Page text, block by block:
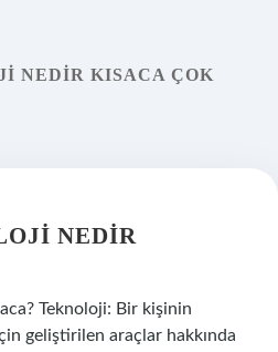
NEDIR KISACA ÇOK
NEDIR
Teknoloji: Bir kişinin
geliştirilen araçlar hakkında